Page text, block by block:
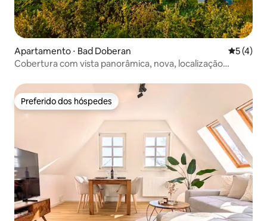
Apartamento ⋅ Bad Doberan 5 de
5 (4)
Cobertura com vista panorâmica, nova, localização
Preferido dos hóspedes
Preferido dos hóspedes